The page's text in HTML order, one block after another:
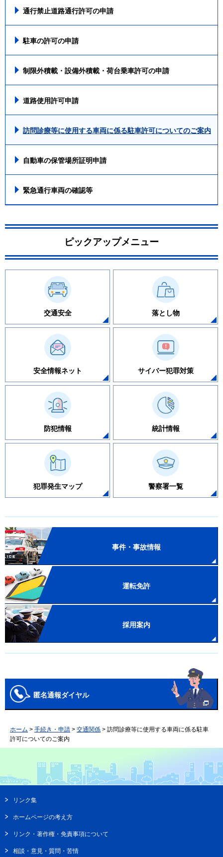
通行禁止道路通行許可の申請
駐車の許可の申請
制限外積載・設備外積載・荷台乗車許可の申請
道路使用許可申請
訪問診療等に使用する車両に係る駐車許可についてのご案内
自動車の保管場所証明申請
緊急通行車両の確認等
ピックアップメニュー
交通安全 落とし物
安全情報ネット サイバー犯罪対策
防犯情報 統計情報
犯罪発生マップ 警察署一覧
事件・事故情報
運転免許
採用案内
匿名通報ダイヤル
ホーム > 手続き・申請 > 交通関係 > 訪問診療等に使用する車両に係る駐車
許可についてのご案内
リンク集
ホームページの考え方
リンク・著作権・免責事項について
相談・意見・質問・苦情